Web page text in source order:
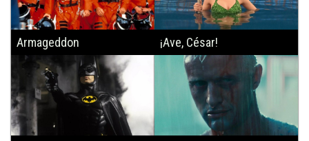
Armageddon ¡Ave, César!